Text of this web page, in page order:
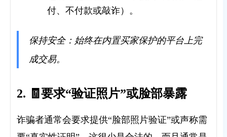
付、不付款或敲诈）。
保持安全：始终在内置买家保护的平台上完
成交易。
2. 🧾要求“验证照片”或脸部暴露
诈骗者通常会要求提供“脸部照片验证”或声称需